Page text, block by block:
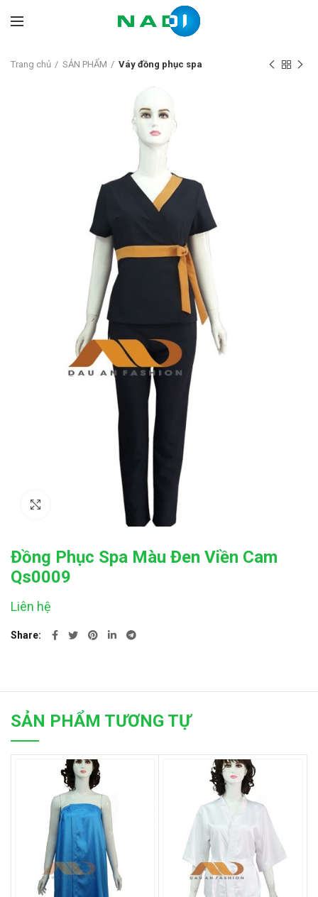
Trang chủ SẢN PHẨM Váy đồng phục spa
Đồng Phục Spa Màu Đen Viền Cam
Qs0009
Liên hệ
Share
SẢN PHẨM TƯƠNG TỰ